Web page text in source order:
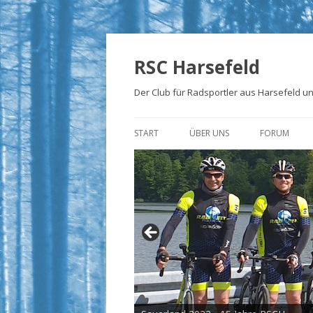
RSC Harsefeld
Der Club für Radsportler aus Harsefeld
START ÜBER UNS
ÜBER UNS
UNSERE STRECKEN
FOTOALBEN
PRESSE
TRIKOTS
IMPRESSUM
FORUM